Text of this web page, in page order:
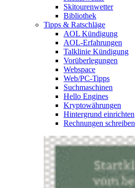
Skitourenwetter
Bibliothek
Tipps & Ratschläge
AOL Kündigung
AOL-Erfahrungen
Talklinie Kündigung
Vorüberlegungen
Webspace
Web/PC-Tipps
Suchmaschinen
Hello Engines
Kryptowährungen
Hintergrund einrichten
Rechnungen schreiben